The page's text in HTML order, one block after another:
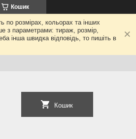
Кошик
по розмірах, кольорах та інших
з параметрами: тираж, розмір,
інша швидка відповідь, то пишіть в
Кошик